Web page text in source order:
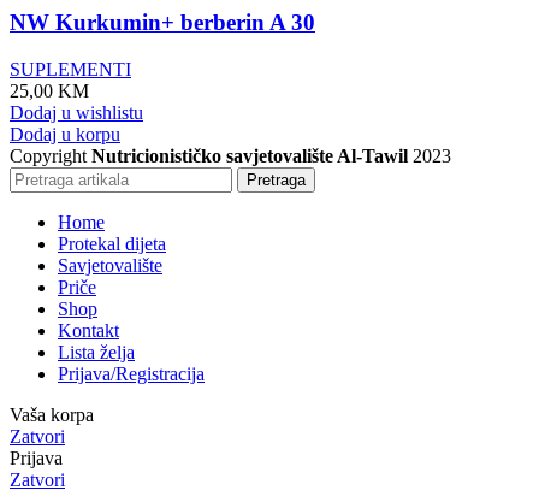
NW Kurkumin+ berberin A 30
SUPLEMENTI
25,00 KM
Dodaj u wishlistu
Dodaj u korpu
Copyright Nutricionističko savjetovalište Al-Tawil 2023
Pretraga
Home
Protekal dijeta
Savjetovalište
Priče
Shop
Kontakt
Lista želja
Prijava/Registracija
Vaša korpa
Zatvori
Prijava
Zatvori